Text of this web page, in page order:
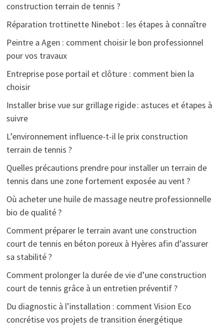
construction terrain de tennis ?
Réparation trottinette Ninebot : les étapes à connaître
Peintre a Agen : comment choisir le bon professionnel
pour vos travaux
Entreprise pose portail et clôture : comment bien la
choisir
Installer brise vue sur grillage rigide : astuces et étapes à
suivre
L’environnement influence-t-il le prix construction
terrain de tennis ?
Quelles précautions prendre pour installer un terrain de
tennis dans une zone fortement exposée au vent ?
Où acheter une huile de massage neutre professionnelle
bio de qualité ?
Comment préparer le terrain avant une construction
court de tennis en béton poreux à Hyères afin d’assurer
sa stabilité ?
Comment prolonger la durée de vie d’une construction
court de tennis grâce à un entretien préventif ?
Du diagnostic à l’installation : comment Vision Eco
concrétise vos projets de transition énergétique